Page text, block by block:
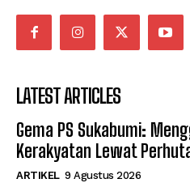
LATEST ARTICLES
Gema PS Sukabumi:
Kerakyatan Lewat
ARTIKEL 9 Agustus 2026